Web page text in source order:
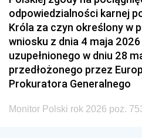
odpowiedzialności karnej
Króla za czyn określony w
wniosku z dnia 4 maja 2026
uzupełnionego w dniu 28
przedłożonego przez
Prokuratora Generalnego
Monitor Polski rok 2026 poz.